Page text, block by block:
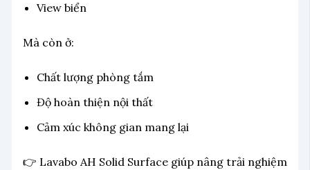
View biển
Mà còn ở:
Chất lượng phòng tắm
Độ hoàn thiện nội thất
Cảm xúc không gian mang lại
👉 Lavabo AH Solid Surface giúp nâng trải nghiệm